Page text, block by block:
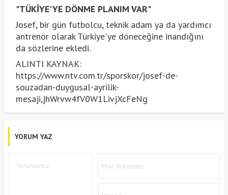
"TÜKİYE'YE DÖNME PLANIM VAR"
Josef, bir gün futbolcu, teknik adam ya da yardımcı
antrenör olarak Türkiye'ye döneceğine inandığını
da sözlerine ekledi.
ALINTI KAYNAK:
https://www.ntv.com.tr/sporskor/josef-de-
souzadan-duygusal-ayrilik-
mesaji,jhWrvw4fV0W1LivjXcFeNg
YORUM YAZ